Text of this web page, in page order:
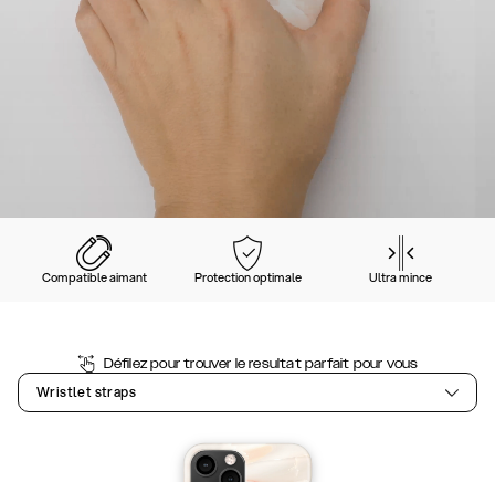
Compatible aimant Protection optimale Ultra mince
Défilez pour trouver le resultat parfait pour vous
Wristlet straps